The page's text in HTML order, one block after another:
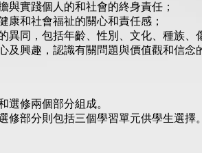
與實踐個人的和社會的終身責任；
康和社會福祉的關心和責任感；
異同，包括年齡、性別、文化、種族、
及興趣，認識有關問題與價值觀和信念
選修兩個部分組成。
修部分則包括三個學習單元供學生選擇。